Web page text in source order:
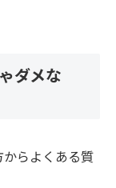
ダメな
らよくある質